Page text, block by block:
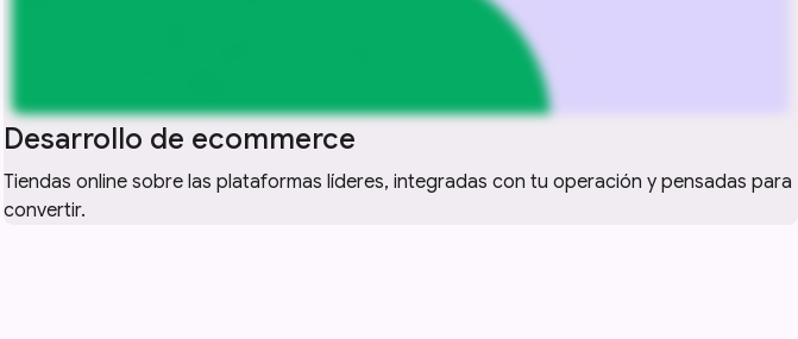
Desarrollo de ecommerce
Tiendas online sobre las plataformas líderes, integradas con tu operación y pensadas para
convertir.